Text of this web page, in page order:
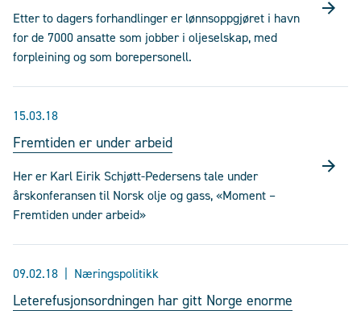
Etter to dagers forhandlinger er lønnsoppgjøret i havn
for de 7000 ansatte som jobber i oljeselskap, med
forpleining og som borepersonell.
15.03.18
Fremtiden er under arbeid
Her er Karl Eirik Schjøtt-Pedersens tale under
årskonferansen til Norsk olje og gass, «Moment –
Fremtiden under arbeid»
09.02.18 Næringspolitikk
Leterefusjonsordningen har gitt Norge enorme